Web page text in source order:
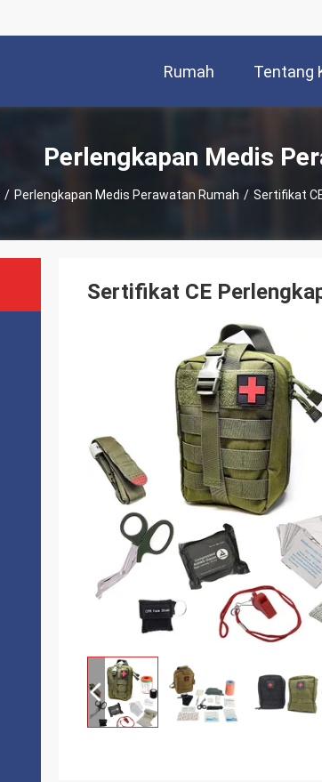
Rumah Tentang
Perlengkapan Medis
/ Perlengkapan Medis Perawatan Rumah / Sertifikat
Sertifikat CE